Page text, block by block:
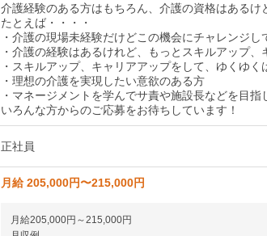
介護経験のある方はもちろん、介護の資格はあるけ
たとえば・・・・
・介護の現場未経験だけどこの機会にチャレンジし
・介護の経験はあるけれど、もっとスキルアップ
・スキルアップ、キャリアアップをして、ゆくゆ
・理想の介護を実現したい意欲のある方
・マネージメントを学んでサ責や施設長などを目指
いろんな方からのご応募をお待ちしています！
正社員
月給 205,000円〜215,000円
月給205,000円～215,000円